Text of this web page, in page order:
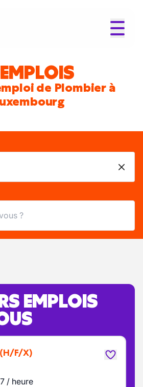
EMPLOIS
de Plombier à
EMPLOIS
(H/F/X)
/ heure